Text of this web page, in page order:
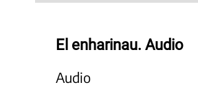
El enharinau. Audio
Audio